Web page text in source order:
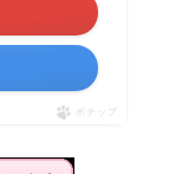
ポチップ